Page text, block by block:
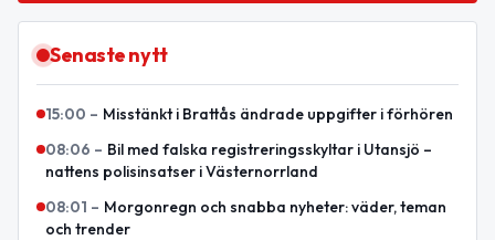
Senaste nytt
15:00 – Misstänkt i Brattås ändrade uppgifter i förhören
08:06 – Bil med falska registreringsskyltar i Utansjö –
nattens polisinsatser i Västernorrland
08:01 – Morgonregn och snabba nyheter: väder, teman
och trender